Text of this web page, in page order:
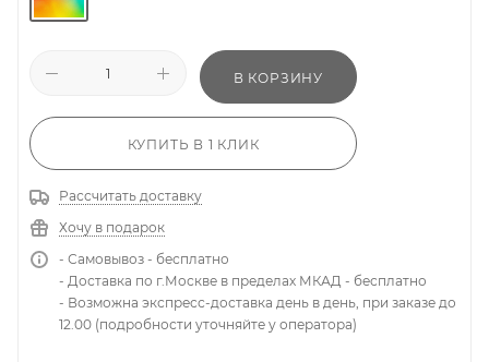
В КОРЗИНУ
КУПИТЬ В 1 КЛИК
Рассчитать доставку
Хочу в подарок
- Самовывоз - бесплатно
- Доставка по г.Москве в пределах МКАД - бесплатно
- Возможна экспресс-доставка день в день, при заказе до
12.00 (подробности уточняйте у оператора)